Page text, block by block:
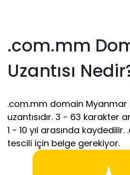
.com.mm
Uzantısı
.com.mm domain
uzantısıdır. 3 - 63 karakter
1 - 10 yıl arasında
tescili için belge gerekiyor.